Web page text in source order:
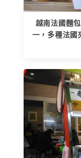
越南法國麵
一，多種法國